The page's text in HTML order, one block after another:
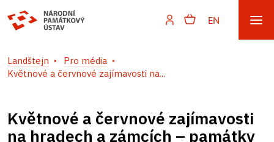
EN
Landštejn
Pro média
Květnové a červnové zajímavosti na...
Květnové a červnové zajímavosti
na hradech a zámcích – památky